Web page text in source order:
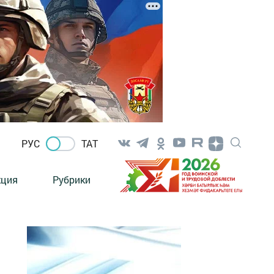
РУС ТАТ
Рубрики